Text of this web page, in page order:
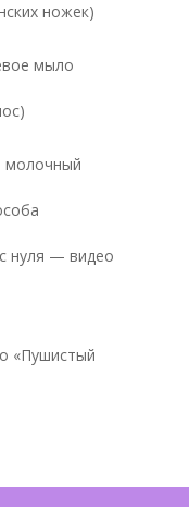
ножек)
мыло
молочный
нуля — видео
«Пушистый